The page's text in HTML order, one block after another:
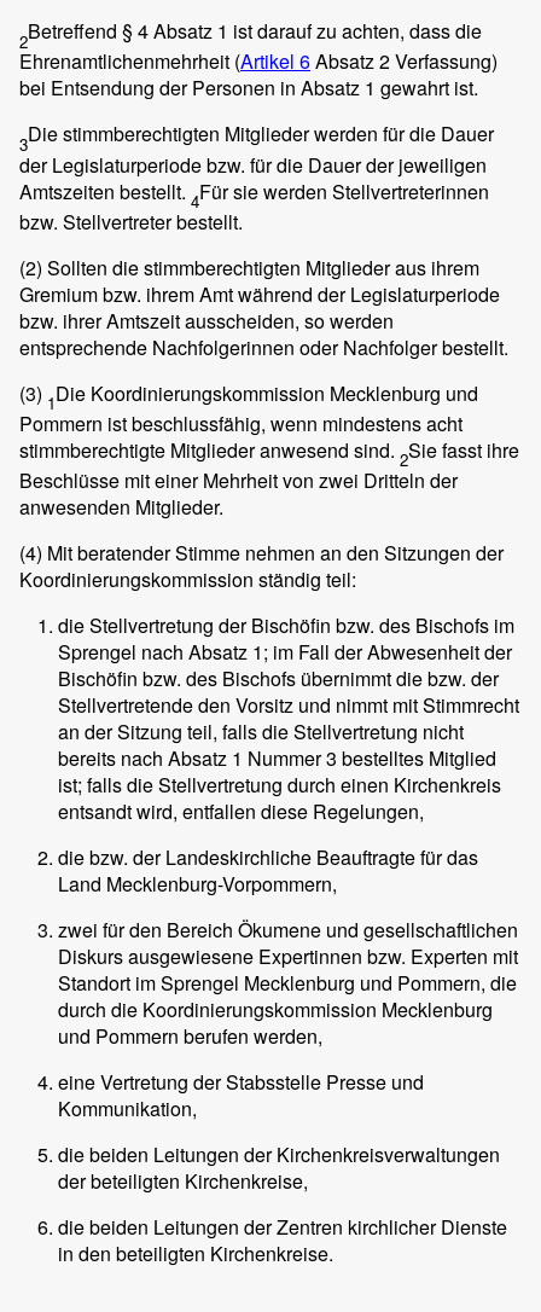
2Betreffend § 4 Absatz 1 ist darauf zu achten, dass die
Ehrenamtlichenmehrheit (Artikel 6Absatz 2 Verfassung)
bei Entsendung der Personen in Absatz 1 gewahrt ist.
3Die stimmberechtigten Mitglieder werden für die Dauer
der Legislaturperiode bzw. für die Dauer der jeweiligen
Amtszeiten bestellt. 4Für sie werden Stellvertreterinnen
bzw. Stellvertreter bestellt.
(2) Sollten die stimmberechtigten Mitglieder aus ihrem
Gremium bzw. ihrem Amt während der Legislaturperiode
bzw. ihrer Amtszeit ausscheiden, so werden
entsprechende Nachfolgerinnen oder Nachfolger bestellt.
(3) 1Die Koordinierungskommission Mecklenburg und
Pommern ist beschlussfähig, wenn mindestens acht
stimmberechtigte Mitglieder anwesend sind. 2Sie fasst ihre
Beschlüsse mit einer Mehrheit von zwei Dritteln der
anwesenden Mitglieder.
(4) Mit beratender Stimme nehmen an den Sitzungen der
Koordinierungskommission ständig teil:
die Stellvertretung der Bischöfin bzw. des Bischofs im
Sprengel nach Absatz 1; im Fall der Abwesenheit der
Bischöfin bzw. des Bischofs übernimmt die bzw. der
Stellvertretende den Vorsitz und nimmt mit Stimmrecht
an der Sitzung teil, falls die Stellvertretung nicht
bereits nach Absatz 1 Nummer 3 bestelltes Mitglied
ist; falls die Stellvertretung durch einen Kirchenkreis
entsandt wird, entfallen diese Regelungen,
die bzw. der Landeskirchliche Beauftragte für das
Land Mecklenburg-Vorpommern,
zwei für den Bereich Ökumene und gesellschaftlichen
Diskurs ausgewiesene Expertinnen bzw. Experten mit
Standort im Sprengel Mecklenburg und Pommern, die
durch die Koordinierungskommission Mecklenburg
und Pommern berufen werden,
eine Vertretung der Stabsstelle Presse und
Kommunikation,
die beiden Leitungen der Kirchenkreisverwaltungen
der beteiligten Kirchenkreise,
die beiden Leitungen der Zentren kirchlicher Dienste
in den beteiligten Kirchenkreise.